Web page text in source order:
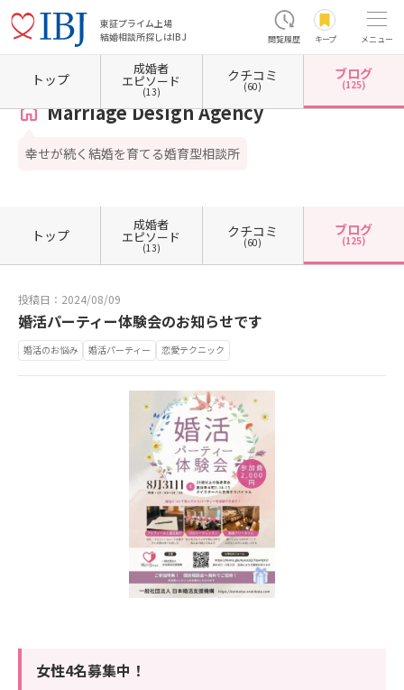
東証プライム上場
結婚相談所探しはIBJ
閲覧履歴 キープ メニュー
ホーム 東京都の結婚相談所 東京都武蔵野市 Marriage Design Agency カウンセラーブ
Marriage Design Agency
幸せが続く結婚を育てる婚育型相談所
トップ
成婚者
エピソード
(13)
クチコミ
(60)
ブログ
(125)
トップ
成婚者
エピソード
(13)
クチコミ
(60)
ブログ
(125)
投稿日：2024/08/09
婚活パーティー体験会のお知らせです
婚活のお悩み 婚活パーティー 恋愛テクニック
女性4名募集中！